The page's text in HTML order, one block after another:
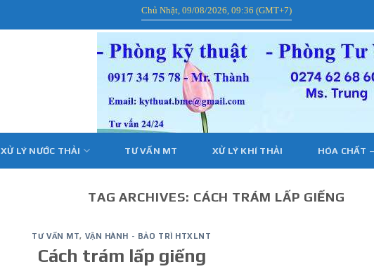
Chủ Nhật, 09/08/2026, 09:36 (GMT+7)
XỬ LÝ NƯỚC THẢI TƯ VẤN MT XỬ LÝ KHÍ THẢI HÓA CHẤT
TAG ARCHIVES: CÁCH TRÁM LẤP GIẾNG
TƯ VẤN MT, VẬN HÀNH - BẢO TRÌ HTXLNT
Cách trám lấp giếng